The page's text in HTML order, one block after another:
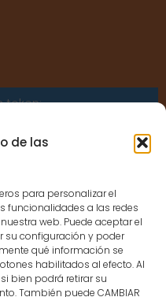
de las
para personalizar el
funcionalidades a las redes
web. Puede aceptar el
su configuración y poder
qué información se
habilitados al efecto. Al
si bien podrá retirar su
También puede CAMBIAR
token:
not allowed
a confirmed